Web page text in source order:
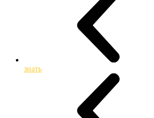
знать